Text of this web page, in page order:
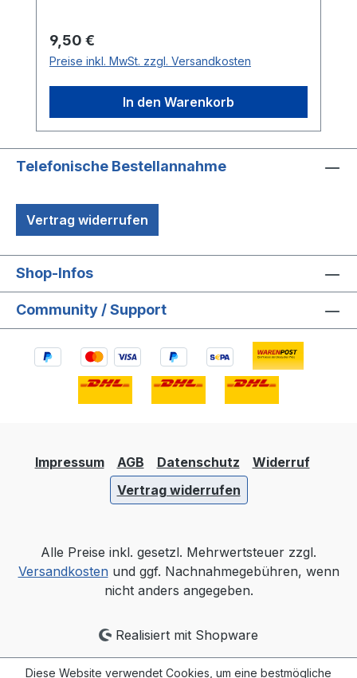
Regulärer Preis:
9,50 €
Preise inkl. MwSt. zzgl. Versandkosten
In den Warenkorb
Telefonische Bestellannahme
Vertrag widerrufen
Shop-Infos
Community / Support
Impressum AGB Datenschutz
Widerruf
Vertrag widerrufen
Alle Preise inkl. gesetzl. Mehrwertsteuer zzgl.
Versandkostenund ggf. Nachnahmegebühren, wenn
nicht anders angegeben.
Realisiert mit Shopware
Diese Website verwendet Cookies, um eine bestmögliche